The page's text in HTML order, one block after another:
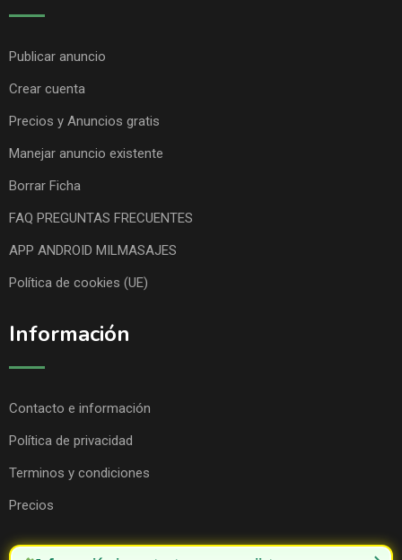
Publicar anuncio
Crear cuenta
Precios y Anuncios gratis
Manejar anuncio existente
Borrar Ficha
FAQ PREGUNTAS FRECUENTES
APP ANDROID MILMASAJES
Política de cookies (UE)
Información
Contacto e información
Política de privacidad
Terminos y condiciones
Precios